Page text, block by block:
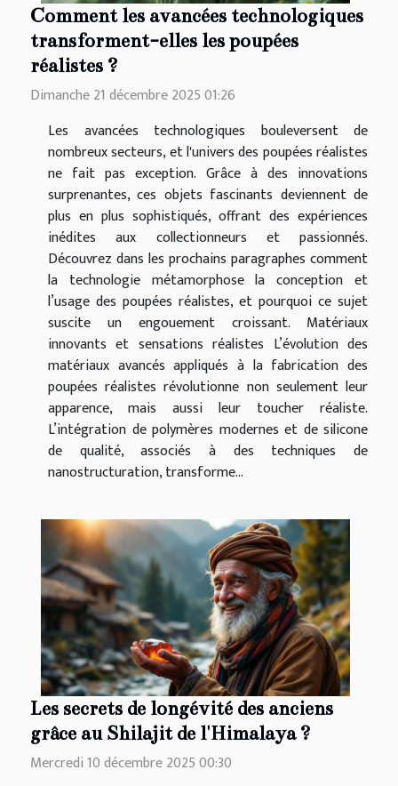
Comment les avancées technologiques
transforment-elles les poupées
réalistes ?
Dimanche 21 décembre 2025 01:26
Les avancées technologiques bouleversent de
nombreux secteurs, et l'univers des poupées réalistes
ne fait pas exception. Grâce à des innovations
surprenantes, ces objets fascinants deviennent de
plus en plus sophistiqués, offrant des expériences
inédites aux collectionneurs et passionnés.
Découvrez dans les prochains paragraphes comment
la technologie métamorphose la conception et
l’usage des poupées réalistes, et pourquoi ce sujet
suscite un engouement croissant. Matériaux
innovants et sensations réalistes L’évolution des
matériaux avancés appliqués à la fabrication des
poupées réalistes révolutionne non seulement leur
apparence, mais aussi leur toucher réaliste.
L’intégration de polymères modernes et de silicone
de qualité, associés à des techniques de
nanostructuration, transforme...
Les secrets de longévité des anciens
grâce au Shilajit de l'Himalaya ?
Mercredi 10 décembre 2025 00:30